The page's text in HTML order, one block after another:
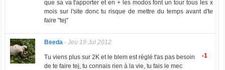
que sa va t'apporter et en + les modos font un tour tous les x
mois sur l'site donc tu risque de mettre du temps avant d'te
faire "tej"
Beeda- Jeu 19 Jul 2012
-1
Tu viens plus sur 2K et le blem est réglé t'as pas besoin
de te faire tej, tu connais rien à la vie, tu fais le mec